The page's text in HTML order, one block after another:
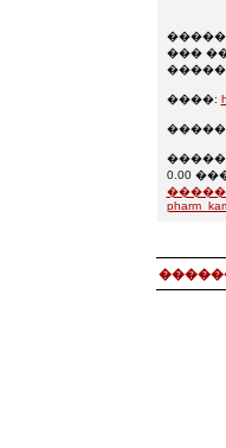
���
����:
�����
0.00